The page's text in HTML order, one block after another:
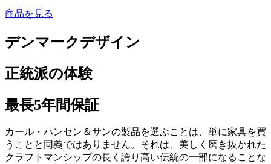
商品を見る
デンマークデザイン
正統派の体験
最長5年間保証
カール・ハンセン＆サンの製品を選ぶことは、単に家具を買
うことと同義ではありません。それは、美しく磨き抜かれた
クラフトマンシップの長く誇り高い伝統の一部になることな